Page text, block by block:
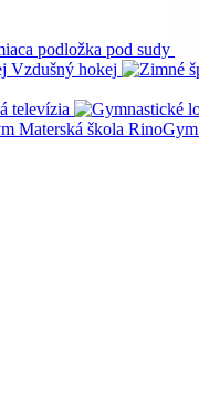
podložka pod sudy
Vzdušný hokej
televízia
Materská škola RinoGym